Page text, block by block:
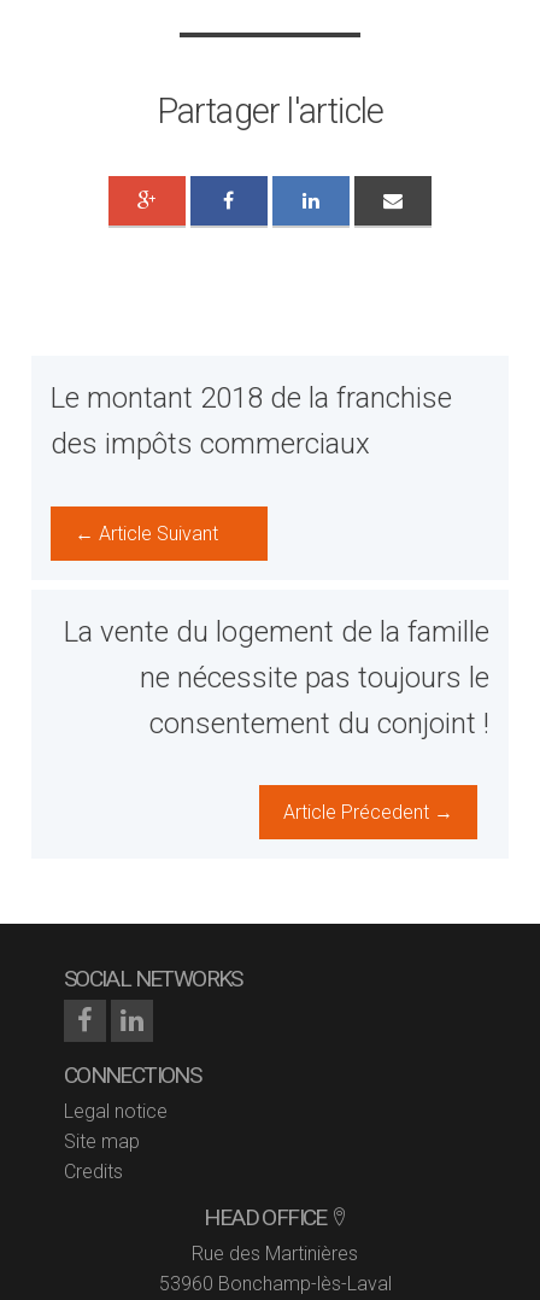
Partager l'article
Le montant 2018 de la franchise
des impôts commerciaux
← Article Suivant
La vente du logement de la famille
ne nécessite pas toujours le
consentement du conjoint !
Article Précedent →
SOCIAL NETWORKS
CONNECTIONS
Legal notice
Site map
Credits
HEAD OFFICE
Rue des Martinières
53960 Bonchamp-lès-Laval